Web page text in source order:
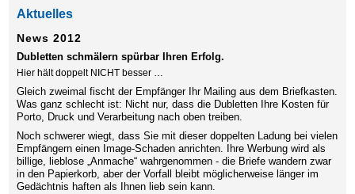
Aktuelles
News 2012
Dubletten schmälern spürbar Ihren Erfolg.
Hier hält doppelt NICHT besser …
Gleich zweimal fischt der Empfänger Ihr Mailing aus dem Briefkasten.
Was ganz schlecht ist: Nicht nur, dass die Dubletten Ihre Kosten für
Porto, Druck und Verarbeitung nach oben treiben.
Noch schwerer wiegt, dass Sie mit dieser doppelten Ladung bei vielen
Empfängern einen Image-Schaden anrichten. Ihre Werbung wird als
billige, lieblose „Anmache“ wahrgenommen - die Briefe wandern zwar
in den Papierkorb, aber der Vorfall bleibt möglicherweise länger im
Gedächtnis haften als Ihnen lieb sein kann.